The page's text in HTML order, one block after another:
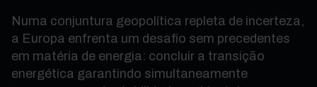
Numa conjuntura geopolítica repleta de incerteza,
a Europa enfrenta um desafio sem precedentes
em matéria de energia: concluir a transição
energética garantindo simultaneamente